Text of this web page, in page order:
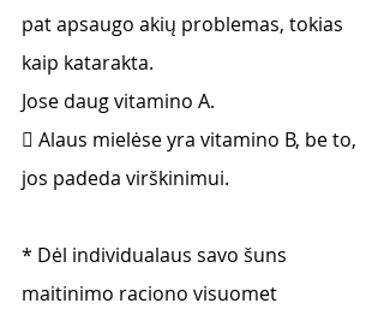
pat apsaugo akių problemas, tokias
kaip katarakta.
Jose daug vitamino A.
 Alaus mielėse yra vitamino B, be to,
jos padeda virškinimui.
* Dėl individualaus savo šuns
maitinimo raciono visuomet